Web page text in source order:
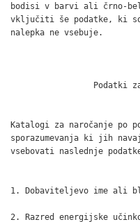
bodisi v barvi ali črno-
vključiti še podatke, ki
nalepka ne vsebuje.
Podatki
Katalogi za naročanje po
sporazumevanja ki jih
vsebovati naslednje
1. Dobaviteljevo ime ali
2. Razred energijske